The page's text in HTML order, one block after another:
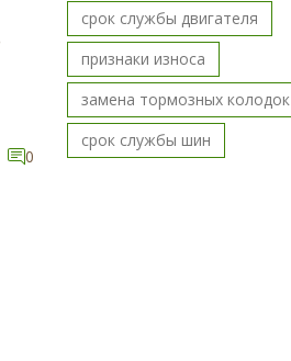
0
срок службы двигателя
признаки износа
замена тормозных колодок
срок службы шин